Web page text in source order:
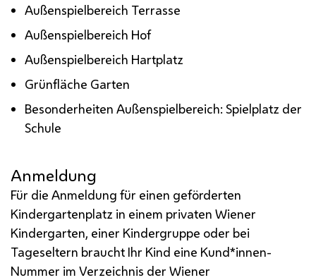
Außenspielbereich Terrasse
Außenspielbereich Hof
Außenspielbereich Hartplatz
Grünfläche Garten
Besonderheiten Außenspielbereich: Spielplatz der
Schule
Anmeldung
Für die Anmeldung für einen geförderten
Kindergartenplatz in einem privaten Wiener
Kindergarten, einer Kindergruppe oder bei
Tageseltern braucht Ihr Kind eine Kund*innen-
Nummer im Verzeichnis der Wiener